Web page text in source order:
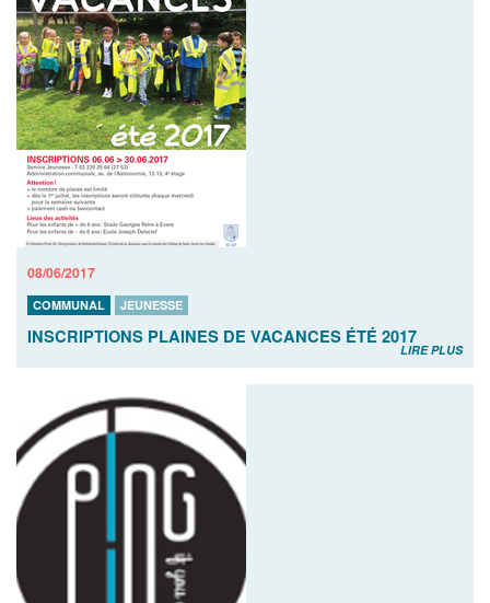
08/06/2017
COMMUNAL JEUNESSE
INSCRIPTIONS PLAINES DE VACANCES ÉTÉ 2017
LIRE PLUS